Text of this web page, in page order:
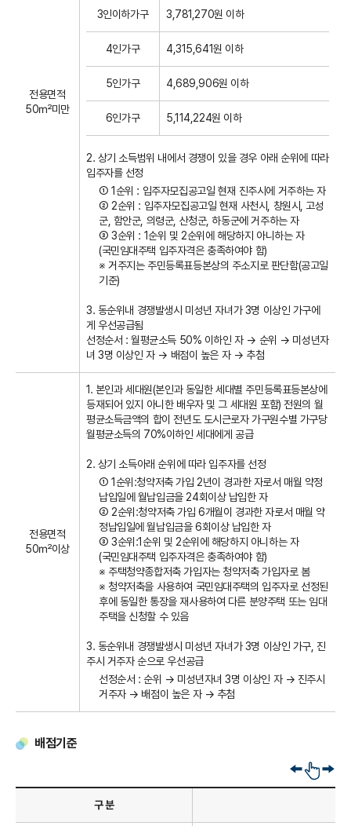
전용면적
50㎡미만
3인이하가구 3,781,270원 이하
4인가구 4,315,641원 이하
5인가구 4,689,906원 이하
6인가구 5,114,224원 이하
2. 상기 소득범위 내에서 경쟁이 있을 경우 아래 순위에 따라
입주자를 선정
① 1순위 : 입주자모집공고일 현재 진주시에 거주하는 자
② 2순위 : 입주자모집공고일 현재 사천시, 창원시, 고성
군, 함안군, 의령군, 산청군, 하동군에 거주하는 자
③ 3순위 : 1순위 및 2순위에 해당하지 아니하는 자
(국민임대주택 입주자격은 충족하여야 함)
※ 거주지는 주민등록표등본상의 주소지로 판단함(공고일
기준)
3. 동순위내 경쟁발생시 미성년 자녀가 3명 이상인 가구에
게 우선공급됨
선정순서 : 월평균소득 50% 이하인 자 → 순위 → 미성년자
녀 3명 이상인 자 → 배점이 높은 자 → 추첨
전용면적
50㎡이상
1. 본인과 세대원(본인과 동일한 세대별 주민등록표등본상에
등재되어 있지 아니한 배우자 및 그 세대원 포함) 전원의 월
평균소득금액의 합이 전년도 도시근로자 가구원수별 가구당
월평균소득의 70%이하인 세대에게 공급
2. 상기 소득아래 순위에 따라 입주자를 선정
① 1순위:청약저축 가입 2년이 경과한 자로서 매월 약정
납입일에 월납입금을 24회이상 납입한 자
② 2순위:청약저축 가입 6개월이 경과한 자로서 매월 약
정납입일에 월납입금을 6회이상 납입한 자
③ 3순위:1순위 및 2순위에 해당하지 아니하는 자
(국민임대주택 입주자격은 충족하여야 함)
※ 주택청약종합저축 가입자는 청약저축 가입자로 봄
※ 청약저축을 사용하여 국민임대주택의 입주자로 선정된
후에 동일한 통장을 재사용하여 다른 분양주택 또는 임대
주택을 신청할 수 있음
3. 동순위내 경쟁발생시 미성년 자녀가 3명 이상인 가구, 진
주시 거주자 순으로 우선공급
선정순서 : 순위 → 미성년자녀 3명 이상인 자 → 진주시
거주자 → 배점이 높은 자 → 추첨
배점기준
구 분